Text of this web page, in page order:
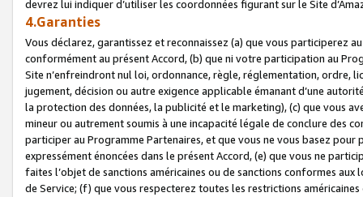
devrez lui indiquer d’utiliser les coordonnées figurant sur le Site
4.Garanties
Vous déclarez, garantissez et reconnaissez (a) que vous participerez
conformément au présent Accord, (b) que ni votre participation au
Site n’enfreindront nul loi, ordonnance, règle, réglementation, ordre,
jugement, décision ou autre exigence applicable émanant d’une
la protection des données, la publicité et le marketing), (c) que vous
mineur ou autrement soumis à une incapacité légale de conclure des
participer au Programme Partenaires, et que vous ne vous basez
expressément énoncées dans le présent Accord, (e) que vous ne
faites l’objet de sanctions américaines ou de sanctions conformes
de Service; (f) que vous respecterez toutes les restrictions